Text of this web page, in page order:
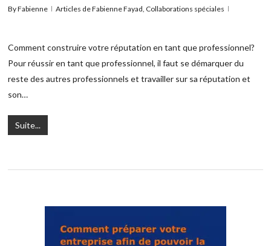
ByFabienne Articles de Fabienne Fayad, Collaborations spéciales
Comment construire votre réputation en tant que professionnel?​
Pour réussir en tant que professionnel, il faut se démarquer du
reste des autres professionnels et travailler sur sa réputation et
son…
Suite...